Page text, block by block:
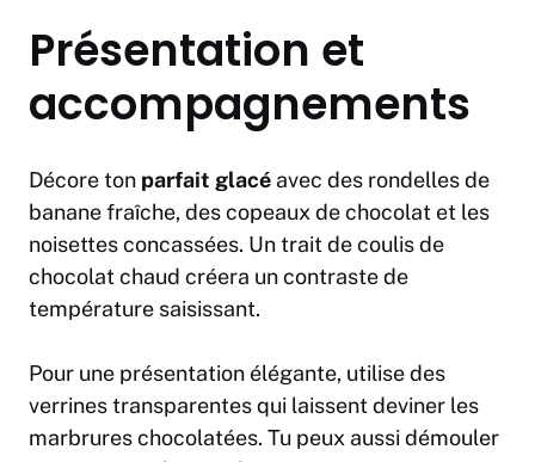
Présentation et
accompagnements
Décore ton parfait glacé avec des rondelles de
banane fraîche, des copeaux de chocolat et les
noisettes concassées. Un trait de coulis de
chocolat chaud créera un contraste de
température saisissant.
Pour une présentation élégante, utilise des
verrines transparentes qui laissent deviner les
marbrures chocolatées. Tu peux aussi démouler